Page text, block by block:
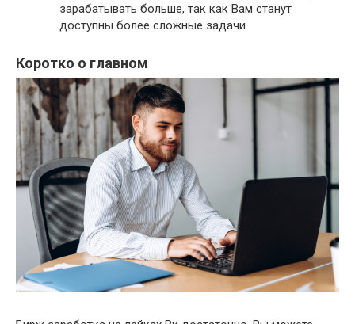
зарабатывать больше, так как Вам станут
доступны более сложные задачи.
Коротко о главном